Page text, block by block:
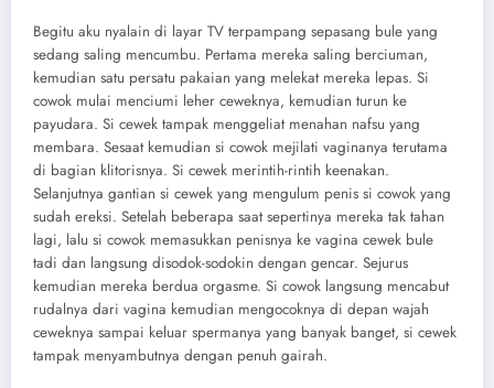
Begitu aku nyalain di layar TV terpampang sepasang bule yang
sedang saling mencumbu. Pertama mereka saling berciuman,
kemudian satu persatu pakaian yang melekat mereka lepas. Si
cowok mulai menciumi leher ceweknya, kemudian turun ke
payudara. Si cewek tampak menggeliat menahan nafsu yang
membara. Sesaat kemudian si cowok mejilati vaginanya terutama
di bagian klitorisnya. Si cewek merintih-rintih keenakan.
Selanjutnya gantian si cewek yang mengulum penis si cowok yang
sudah ereksi. Setelah beberapa saat sepertinya mereka tak tahan
lagi, lalu si cowok memasukkan penisnya ke vagina cewek bule
tadi dan langsung disodok-sodokin dengan gencar. Sejurus
kemudian mereka berdua orgasme. Si cowok langsung mencabut
rudalnya dari vagina kemudian mengocoknya di depan wajah
ceweknya sampai keluar spermanya yang banyak banget, si cewek
tampak menyambutnya dengan penuh gairah.